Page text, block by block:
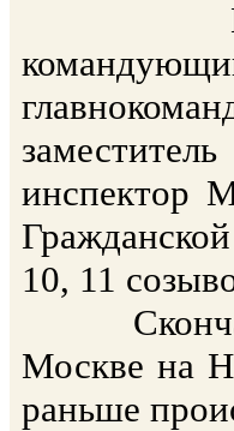
инспектор
10, 11
Москве на
раньше